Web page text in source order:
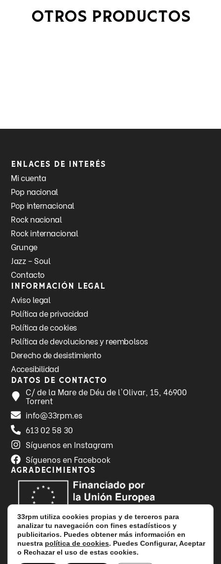
OTROS PRODUCTOS
Enlaces de interés
Mi cuenta
Pop nacional
Pop internacional
Rock nacional
Rock internacional
Grunge
Jazz – Soul
Contacto
Información legal
Aviso legal
Política de privacidad
Política de cookies
Política de devoluciones y reembolsos
Derecho de desistimiento
Accesibilidad
Datos de contacto
C/ de la Mare de Déu de l'Olivar, 15, 46900
Torrent
info@33rpm.es
613 02 58 30
Síguenos en Instagram
Síguenos en Facebook
Agradecimientos
33rpm utiliza cookies propias y de terceros para
analizar tu navegación con fines estadísticos y
publicitarios. Puedes obtener más información en
nuestra política de cookies. Puedes Configurar, Aceptar
o Rechazar el uso de estas cookies.